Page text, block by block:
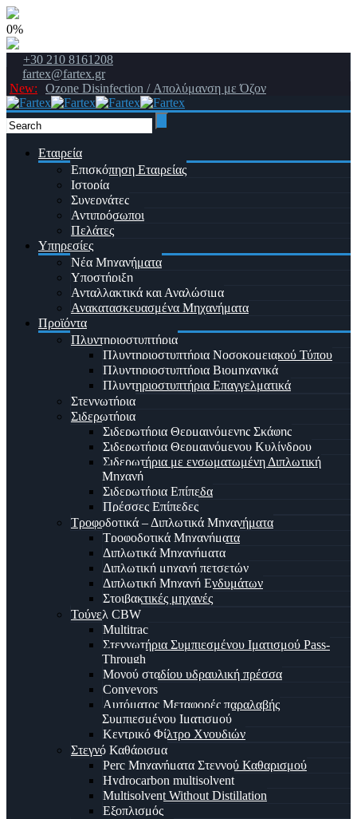
0%
+30 210 8161208
fartex@fartex.gr
New:
Ozone Disinfection / Απολύμανση με Όζον
Εταιρεία
Επισκόπηση Εταιρείας
Ιστορία
Συνεργάτες
Αντιπρόσωποι
Πελάτες
Υπηρεσίες
Νέα Μηχανήματα
Υποστήριξη
Ανταλλακτικά και Αναλώσιμα
Ανακατασκευασμένα Μηχανήματα
Προϊόντα
Πλυντηριοστυπτήρια
Πλυντηριοστυπτήρια Νοσοκομειακού Τύπου
Πλυντηριοστυπτήρια Βιομηχανικά
Πλυντηριοστυπτήρια Επαγγελματικά
Στεγνωτήρια
Σιδερωτήρια
Σιδερωτήρια Θερμαινόμενης Σκάφης
Σιδερωτήρια Θερμαινόμενου Κυλίνδρου
Σιδερωτήρια με ενσωματωμένη Διπλωτική
Μηχανή
Σιδερωτήρια Επίπεδα
Πρέσσες Επίπεδες
Τροφοδοτικά – Διπλωτικά Μηχανήματα
Τροφοδοτικά Μηχανήματα
Διπλωτικά Μηχανήματα
Διπλωτική μηχανή πετσετών
Διπλωτική Μηχανή Ενδυμάτων
Στοιβακτικές μηχανές
Τούνελ CBW
Multitrac
Στεγνωτήρια Συμπιεσμένου Ιματισμού Pass-
Through
Μονού σταδίου υδραυλική πρέσσα
Conveyors
Αυτόματος Μεταφορές παραλαβής
Συμπιεσμένου Ιματισμού
Κεντρικό Φίλτρο Χνουδιών
Στεγνό Καθάρισμα
Perc Μηχανήματα Στεγνού Καθαρισμού
Hydrocarbon multisolvent
Multisolvent Without Distillation
Εξοπλισμός